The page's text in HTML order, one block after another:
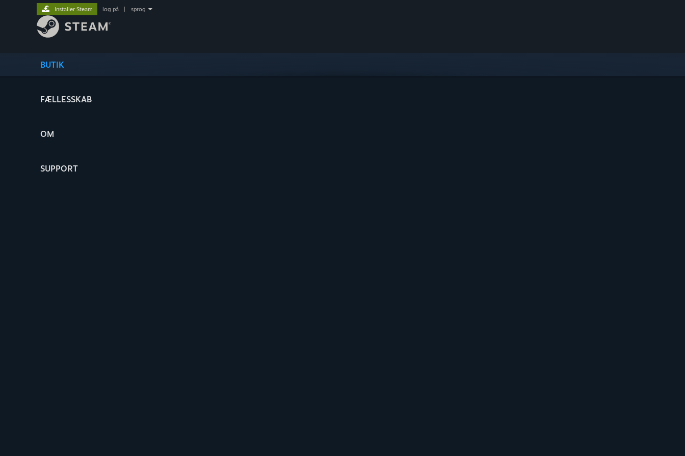
BUTIK
FÆLLESSKAB
OM
SUPPORT
Installer Steam log på sprog